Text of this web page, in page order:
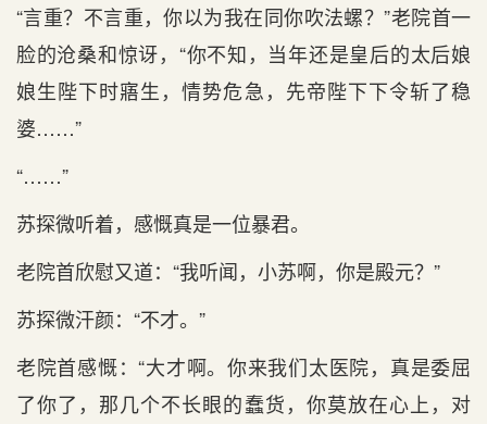
“言重？不言重，你以为我在同你吹法螺？”老院首一
脸的沧桑和惊讶，“你不知，当年还是皇后的太后娘
娘生陛下时寤生，情势危急，先帝陛下下令斩了稳
婆……”
“……”
苏探微听着，感慨真是一位暴君。
老院首欣慰又道：“我听闻，小苏啊，你是殿元？”
苏探微汗颜：“不才。”
老院首感慨：“大才啊。你来我们太医院，真是委屈
了你了，那几个不长眼的蠢货，你莫放在心上，对